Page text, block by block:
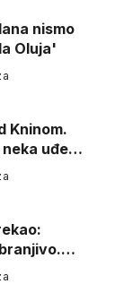
nismo
Oluja'
uđe,